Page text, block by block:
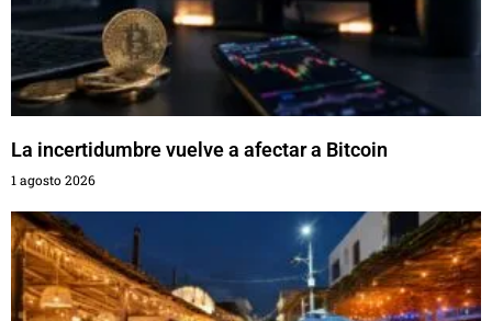
La incertidumbre vuelve a afectar a Bitcoin
1 agosto 2026